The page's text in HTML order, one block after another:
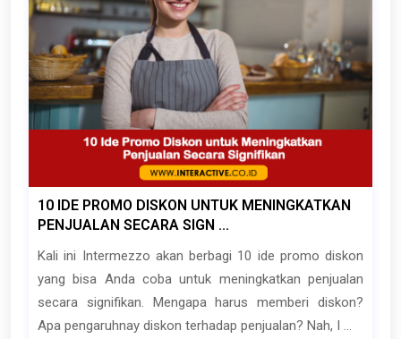
10 IDE PROMO DISKON UNTUK MENINGKATKAN
PENJUALAN SECARA SIGN ...
Kali ini Intermezzo akan berbagi 10 ide promo diskon
yang bisa Anda coba untuk meningkatkan penjualan
secara signifikan. Mengapa harus memberi diskon?
Apa pengaruhnay diskon terhadap penjualan? Nah, I ...